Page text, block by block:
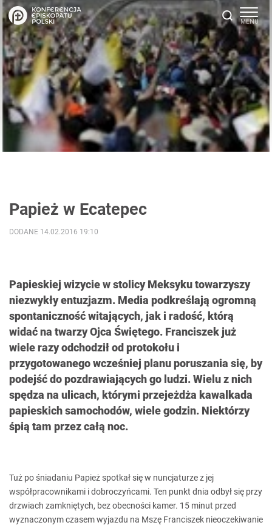
Papież w Ecatepec
Papieskiej wizycie w stolicy Meksyku towarzyszy
niezwykły entuzjazm. Media podkreślają ogromną
spontaniczność witających, jak i radość, którą
widać na twarzy Ojca Świętego. Franciszek już
wiele razy odchodził od protokołu i
przygotowanego wcześniej planu poruszania się, by
podejść do pozdrawiających go ludzi. Wielu z nich
spędza na ulicach, którymi przejeżdża kawalkada
papieskich samochodów, wiele godzin. Niektórzy
śpią tam przez całą noc.
DODANE 14.02.2016 19:10
Tuż po śniadaniu Papież spotkał się w nuncjaturze z jej
współpracownikami i dobroczyńcami. Ten punkt dnia odbył się przy
drzwiach zamkniętych, bez obecności kamer. 15 minut przed
wyznaczonym czasem wyjazdu na Mszę Franciszek nieoczekiwanie